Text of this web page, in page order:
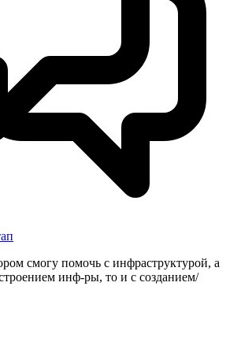
смогу помочь с инфраструктурой, а
инф-ры, то и с созданием/